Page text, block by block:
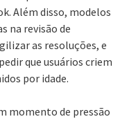
Além disso, modelos
na revisão de
as resoluções, e
que usuários criem
por idade.
momento de pressão